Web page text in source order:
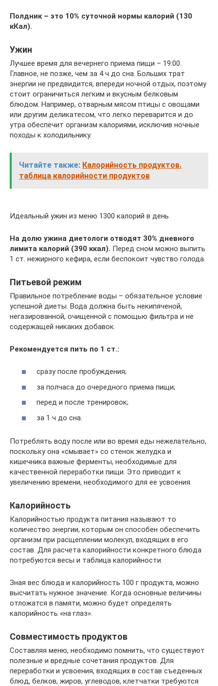
Полдник – это 10% суточной нормы калорий (130
кКал).
Ужин
Лучшее время для вечернего приема пищи – 19:00.
Главное, не позже, чем за 4 ч до сна. Больших трат
энергии не предвидится, впереди ночной отдых, поэтому
стоит ограничиться легким и вкусным белковым
блюдом. Например, отварным мясом птицы с овощами
или другим деликатесом, что легко переварится и до
утра обеспечит организм калориями, исключив ночные
походы к холодильнику.
Читайте также: Калорийность продуктов.
таблица калорийности продуктов
Идеальный ужин из меню 1300 калорий в день
На долю ужина диетологи отводят 30% дневного
лимита калорий (390 ккал). Перед сном можно выпить
1 ст. нежирного кефира, если беспокоит чувство голода.
Питьевой режим
Правильное потребление воды – обязательное условие
успешной диеты. Вода должна быть некипяченой,
негазированной, очищенной с помощью фильтра и не
содержащей никаких добавок.
Рекомендуется пить по 1 ст.:
сразу после пробуждения;
за полчаса до очередного приема пищи;
перед и после тренировок;
за 1 ч до сна.
Потреблять воду после или во время еды нежелательно,
поскольку она «смывает» со стенок желудка и
кишечника важные ферменты, необходимые для
качественной переработки пищи. Это приводит к
увеличению времени, необходимого для ее усвоения.
Калорийность
Калорийностью продукта питания называют то
количество энергии, которым он способен обеспечить
организм при расщеплении молекул, входящих в его
состав. Для расчета калорийности конкретного блюда
потребуются весы и таблица калорийности.
Зная вес блюда и калорийность 100 г продукта, можно
высчитать нужное значение. Когда основные величины
отложатся в памяти, можно будет определять
калорийность «на глаз».
Совместимость продуктов
Составляя меню, необходимо помнить, что существуют
полезные и вредные сочетания продуктов. Для
переработки и усвоения, входящих в состав съеденных
блюд, белков, жиров, углеводов, клетчатки требуются